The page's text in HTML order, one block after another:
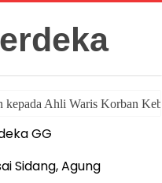
kepada Ahli Waris Korban
Sidang, Agung